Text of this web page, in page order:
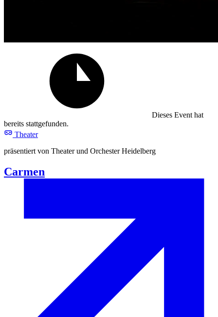
Dieses Event hat
bereits stattgefunden.
Theater
präsentiert von Theater und Orchester Heidelberg
Carmen